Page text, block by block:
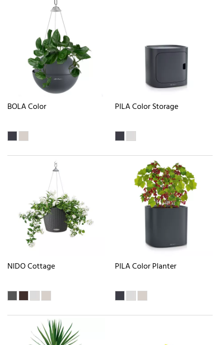
BOLA Color PILA Color Storage
NIDO Cottage PILA Color Planter